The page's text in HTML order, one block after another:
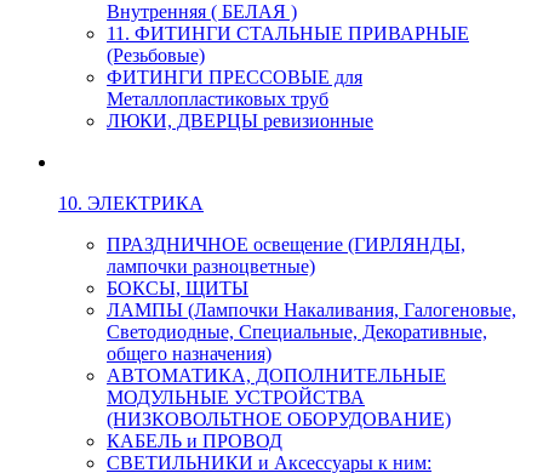
Внутренняя ( БЕЛАЯ )
11. ФИТИНГИ СТАЛЬНЫЕ ПРИВАРНЫЕ
(Резьбовые)
ФИТИНГИ ПРЕССОВЫЕ для
Металлопластиковых труб
ЛЮКИ, ДВЕРЦЫ ревизионные
10. ЭЛЕКТРИКА
ПРАЗДНИЧНОЕ освещение (ГИРЛЯНДЫ,
лампочки разноцветные)
БОКСЫ, ЩИТЫ
ЛАМПЫ (Лампочки Накаливания, Галогеновые,
Светодиодные, Специальные, Декоративные,
общего назначения)
АВТОМАТИКА, ДОПОЛНИТЕЛЬНЫЕ
МОДУЛЬНЫЕ УСТРОЙСТВА
(НИЗКОВОЛЬТНОЕ ОБОРУДОВАНИЕ)
КАБЕЛЬ и ПРОВОД
СВЕТИЛЬНИКИ и Аксессуары к ним: